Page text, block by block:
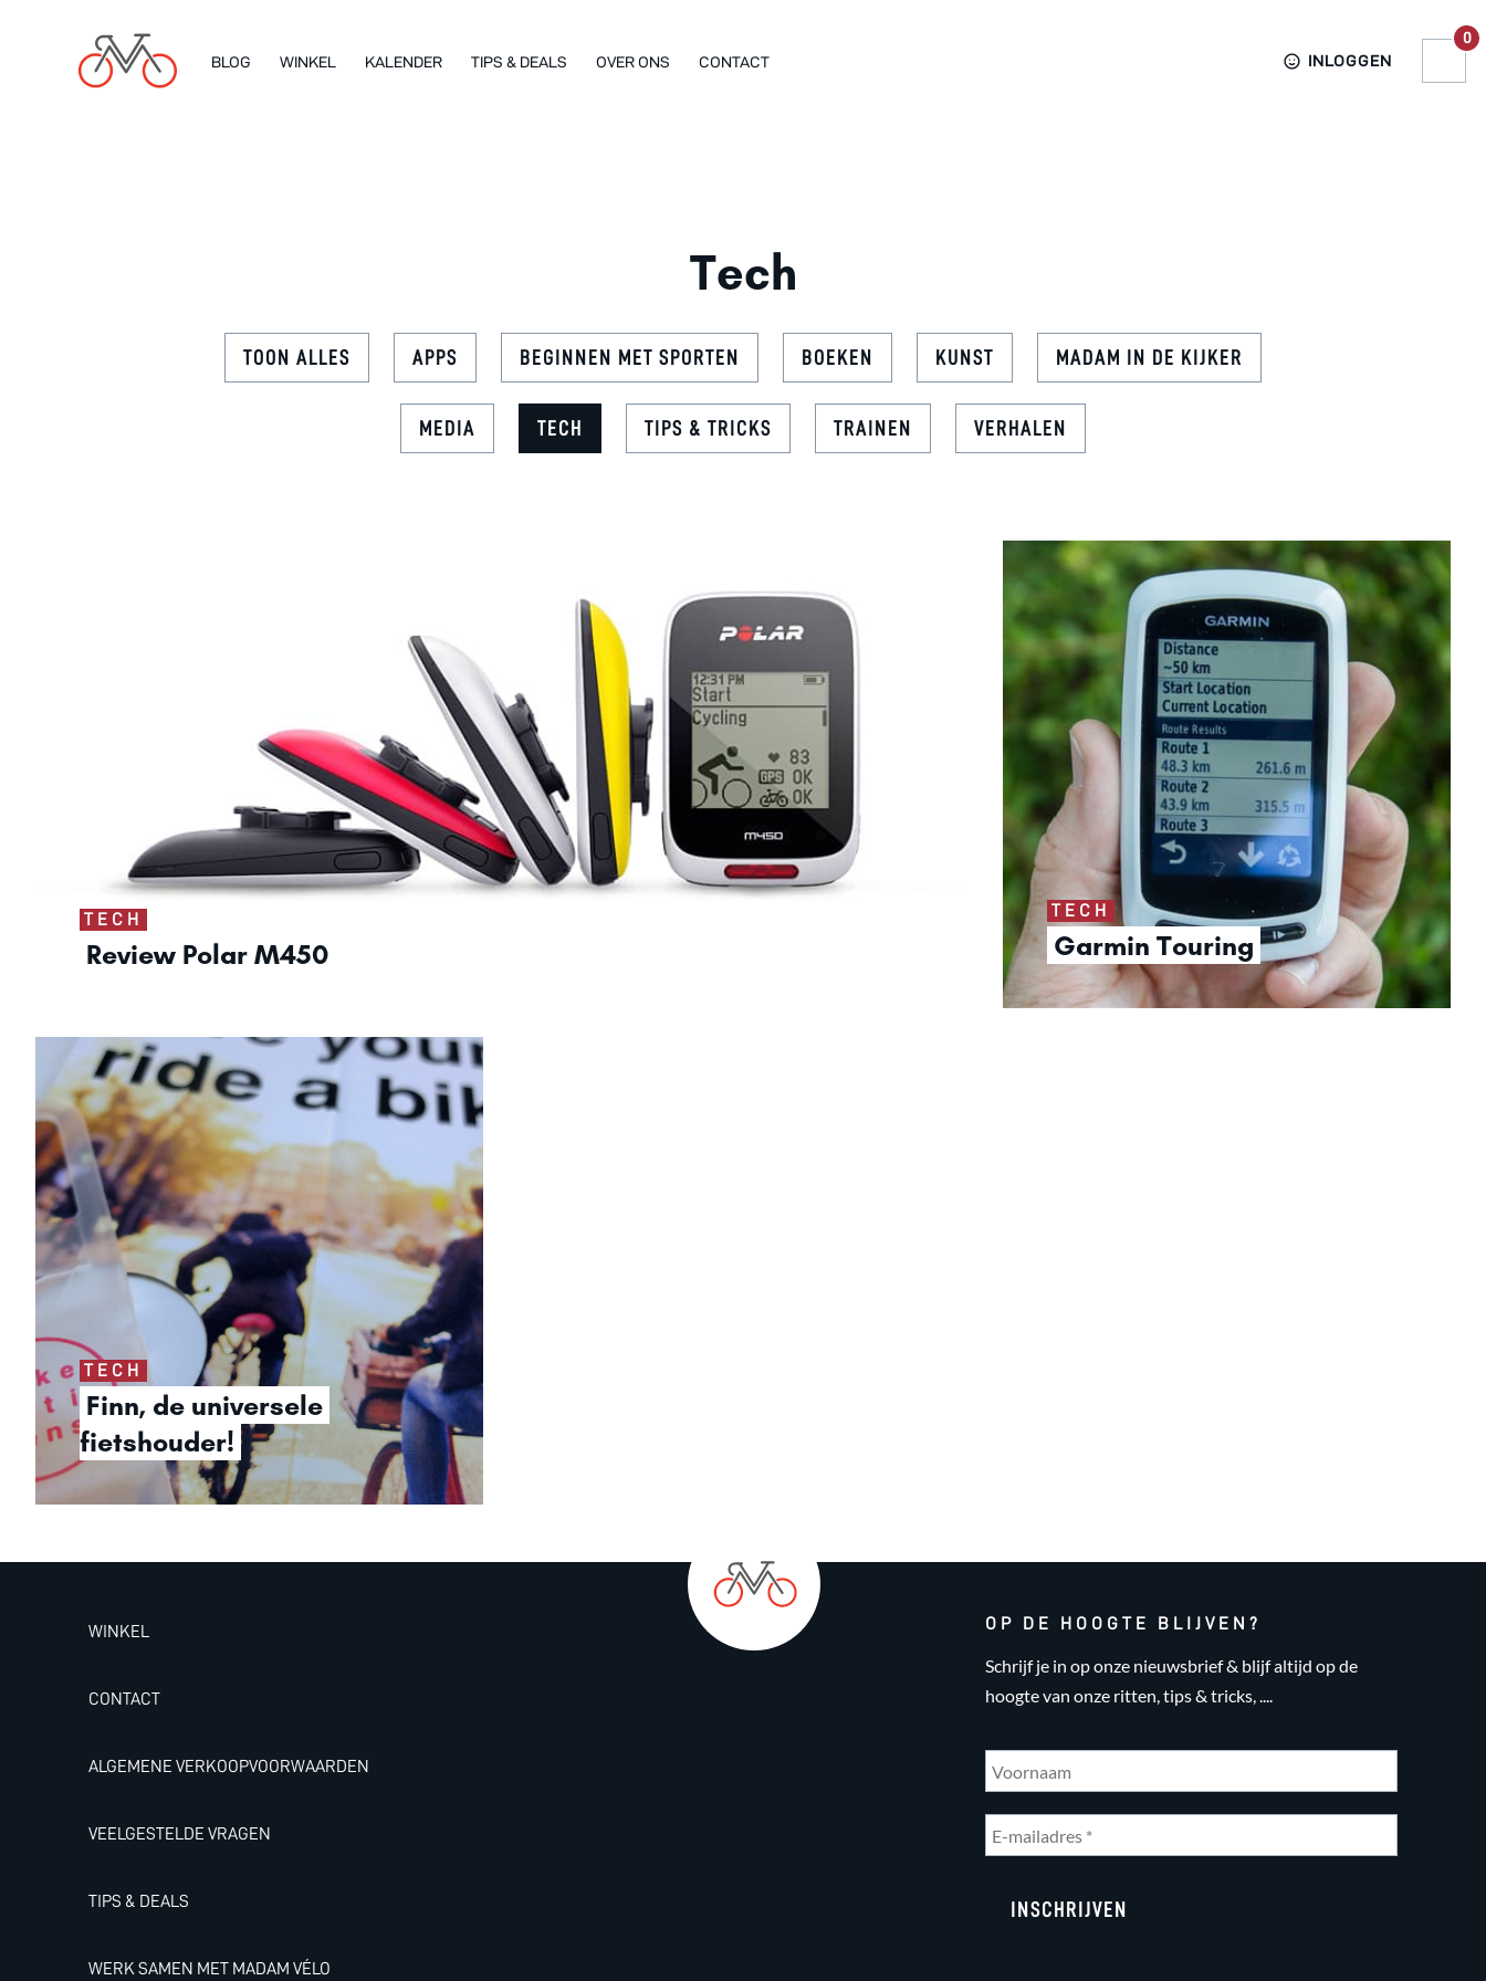
INLOGGEN
0
BLOG
WINKEL KALENDER TIPS & DEALS OVER ONS CONTACT
Tech
TOON ALLES APPS BEGINNEN MET SPORTEN BOEKEN KUNST MADAM IN DE KIJKER
MEDIA TECH TIPS & TRICKS TRAINEN VERHALEN
TECH
Review Polar M450
TECH
Garmin Touring
TECH
Finn, de universele
fietshouder!
WINKEL
CONTACT
ALGEMENE VERKOOPVOORWAARDEN
VEELGESTELDE VRAGEN
TIPS & DEALS
WERK SAMEN MET MADAM VÉLO
OP DE HOOGTE BLIJVEN?
Schrijf je in op onze nieuwsbrief & blijf altijd op de
hoogte van onze ritten, tips & tricks, ....